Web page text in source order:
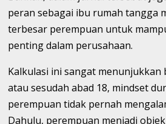
peran sebagai ibu rumah tangga
terbesar perempuan untuk
penting dalam perusahaan.
Kalkulasi ini sangat menunjukkan
atau sesudah abad 18, mindset
perempuan tidak pernah
Dahulu, perempuan menjadi